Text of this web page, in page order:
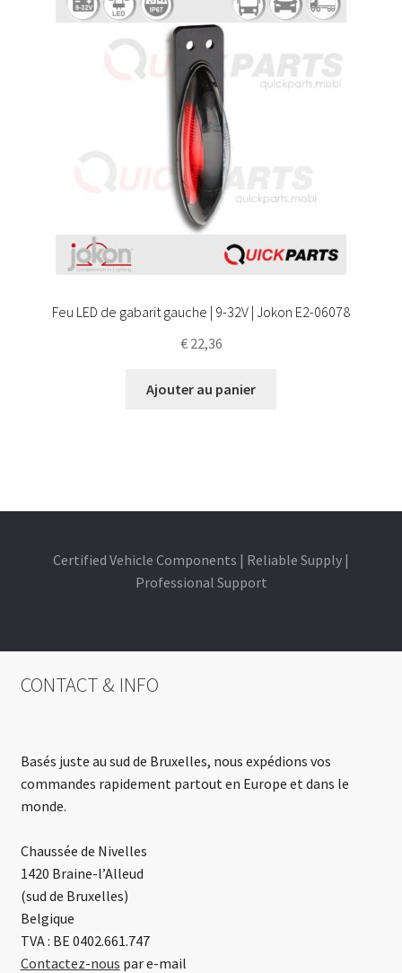
Feu LED de gabarit gauche | 9-32V | Jokon E2-06078
€22,36
Ajouter au panier
Certified Vehicle Components | Reliable Supply |
Professional Support
CONTACT & INFO
Basés juste au sud de Bruxelles, nous expédions vos
commandes rapidement partout en Europe et dans le
monde.
Chaussée de Nivelles
1420 Braine-l’Alleud
(sud de Bruxelles)
Belgique
TVA : BE 0402.661.747
Contactez-nous par e-mail